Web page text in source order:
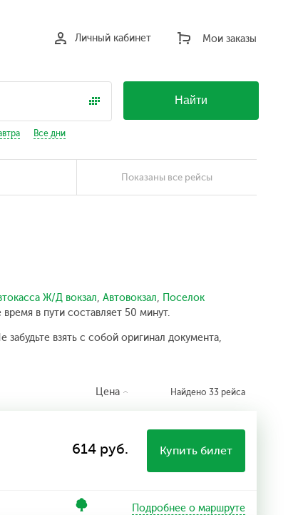
Мои заказы
Личный кабинет
Все дни
Найти
Показаны все рейсы
Ж/Д вокзал, Автовокзал, Поселок
в пути составляет 50 минут.
взять с собой оригинал документа,
Цена Найдено 33 рейса
614 руб. Купить билет
Подробнее о маршруте